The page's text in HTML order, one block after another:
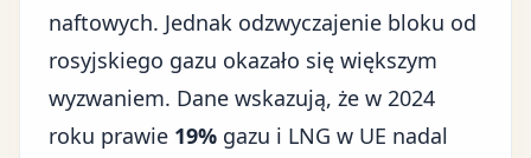
naftowych. Jednak odzwyczajenie bloku od
rosyjskiego gazu okazało się większym
wyzwaniem. Dane wskazują, że w 2024
roku prawie 19% gazu i LNG w UE nadal